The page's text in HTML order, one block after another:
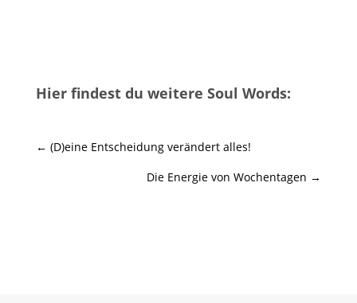
Hier findest du weitere Soul Words:
← (D)eine Entscheidung verändert alles!
Die Energie von Wochentagen →